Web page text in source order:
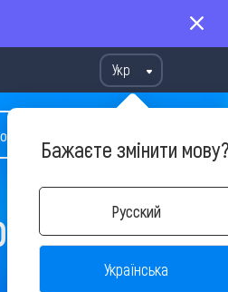
Укр
Бажаєте змінити
Русский
Українська
у виборі туру